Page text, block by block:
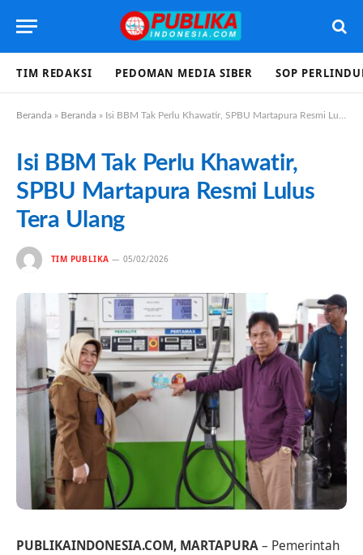
TIM REDAKSI PEDOMAN MEDIA SIBER SOP
Beranda » Beranda » Isi BBM Tak Perlu Khawatir, SPBU Martapura Resmi Lulus Tera Ulang
Isi BBM Tak Perlu Khawatir,
SPBU Martapura Resmi Lulus
Tera Ulang
TIM PUBLIKA 05/02/2026
PUBLIKAINDONESIA.COM, MARTAPURA– Pemerintah